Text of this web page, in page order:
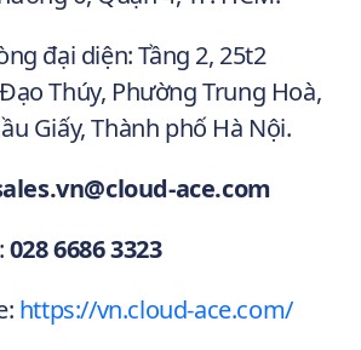
đại diện: Tầng 2, 25t2
Thúy, Phường Trung Hoà,
Giấy, Thành phố Hà Nội.
ace.com
028 6686 3323
https://vn.cloud-ace.com/